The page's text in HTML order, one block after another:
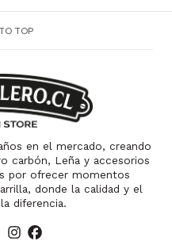
TOP
en el mercado, creando
carbón, Leña y accesorios
por ofrecer momentos
donde la calidad y el
diferencia.